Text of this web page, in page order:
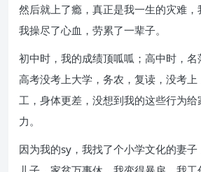
然后就上了瘾，真正是我一生的灾难
我操尽了心血，劳累了一辈子。
初中时，我的成绩顶呱呱；高中时，名
高考没考上大学，务农，复读，没考
工，身体更差，没想到我的这些行为
力。
因为我的sy，我找了个小学文化的妻